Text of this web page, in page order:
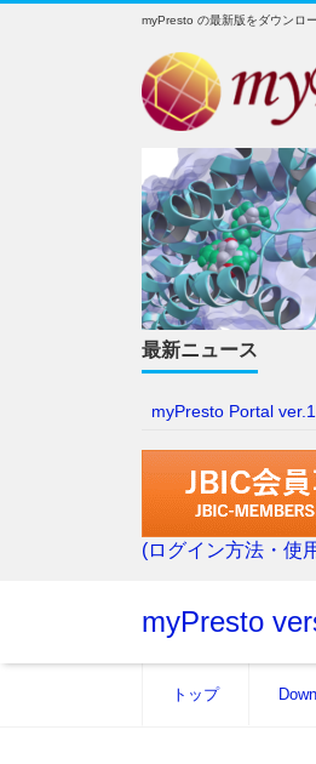
myPresto の最新版をダウンロ
最新ニュース
myPresto Portal
(ログイン方法・使
myPresto
トップ